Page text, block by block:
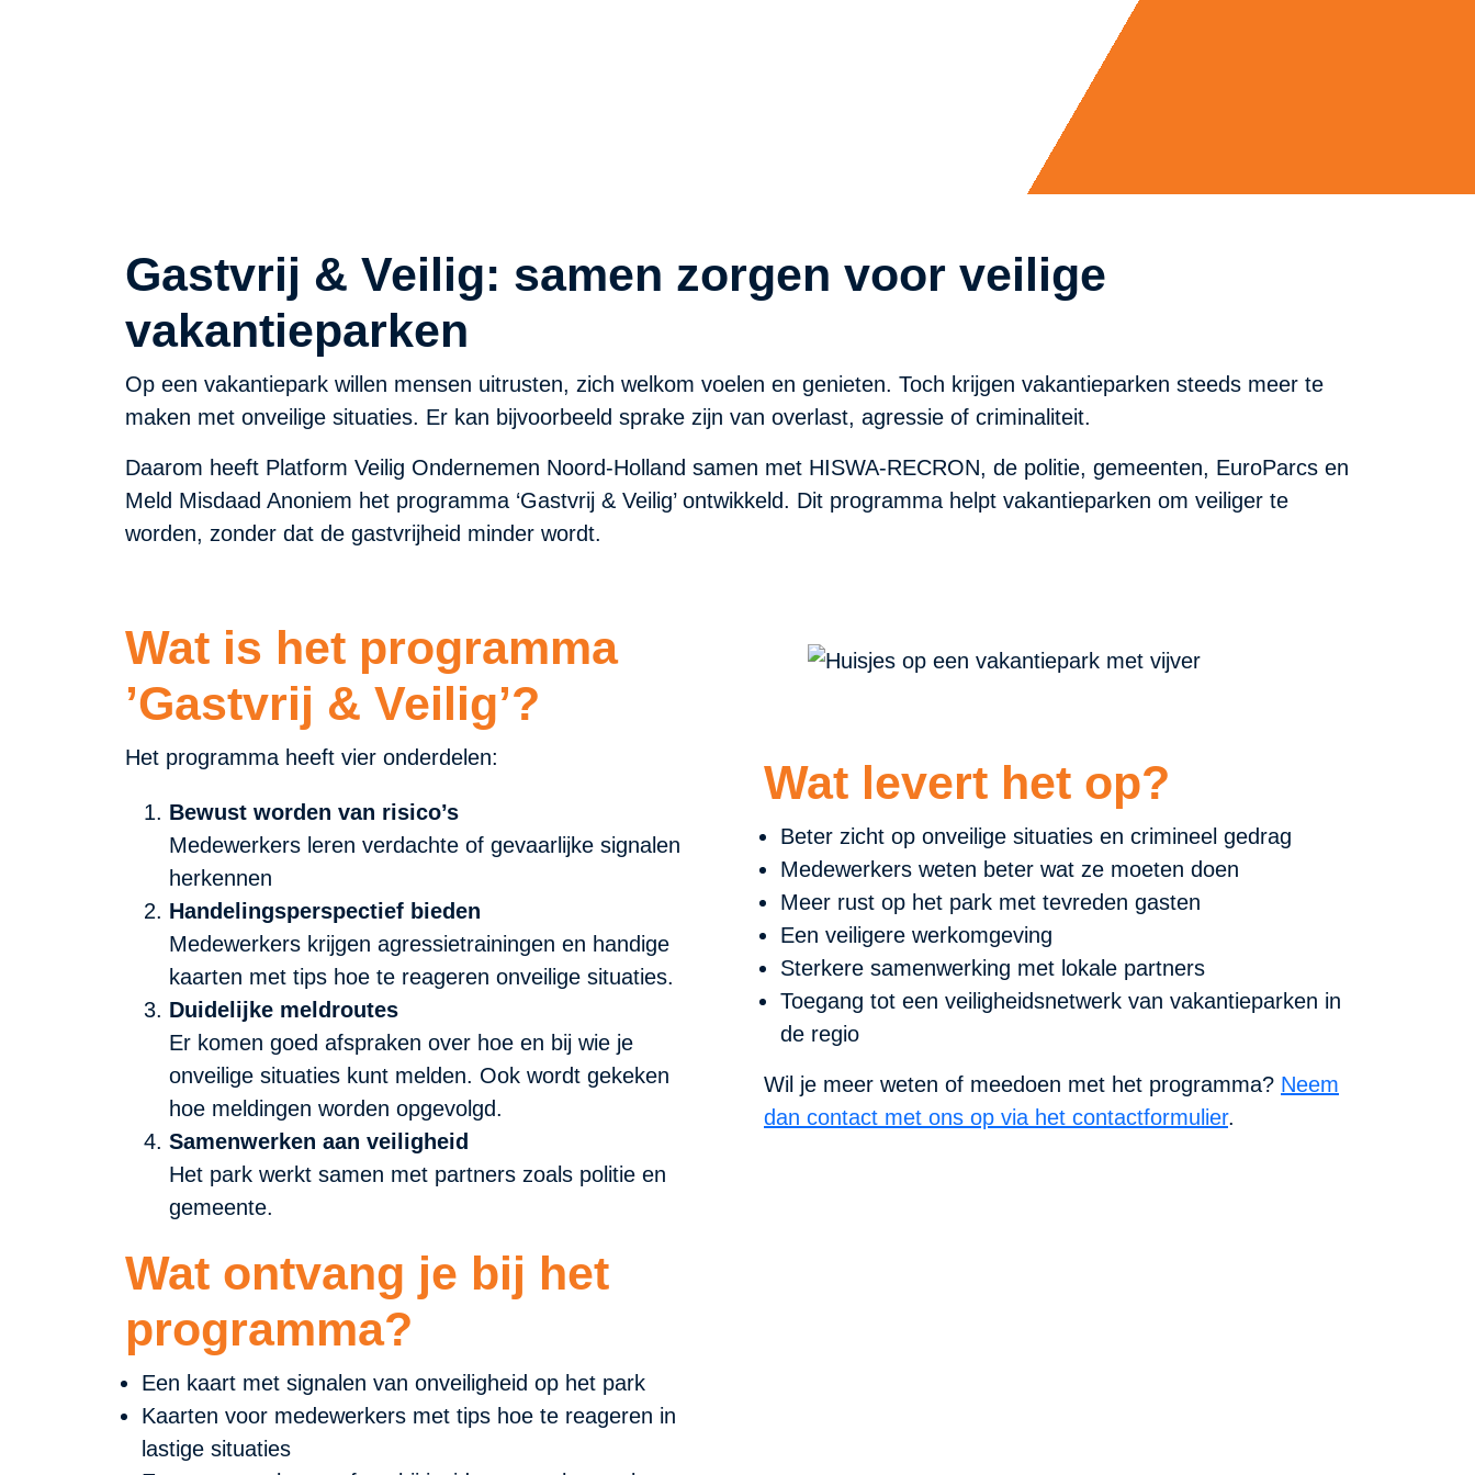
Gastvrij & Veilig: samen zorgen voor veilige
vakantieparken
Op een vakantiepark willen mensen uitrusten, zich welkom voelen en genieten. Toch krijgen vakantieparken steeds meer te
maken met onveilige situaties. Er kan bijvoorbeeld sprake zijn van overlast, agressie of criminaliteit.
Daarom heeft Platform Veilig Ondernemen Noord-Holland samen met HISWA-RECRON, de politie, gemeenten, EuroParcs en
Meld Misdaad Anoniem het programma ‘Gastvrij & Veilig’ ontwikkeld. Dit programma helpt vakantieparken om veiliger te
worden, zonder dat de gastvrijheid minder wordt.
Wat is het programma
’Gastvrij & Veilig’?
Het programma heeft vier onderdelen:
Bewust worden van risico’s
Medewerkers leren verdachte of gevaarlijke signalen
herkennen
Handelingsperspectief bieden
Medewerkers krijgen agressietrainingen en handige
kaarten met tips hoe te reageren onveilige situaties.
Duidelijke meldroutes
Er komen goed afspraken over hoe en bij wie je
onveilige situaties kunt melden. Ook wordt gekeken
hoe meldingen worden opgevolgd.
Samenwerken aan veiligheid
Het park werkt samen met partners zoals politie en
gemeente.
Wat ontvang je bij het
programma?
Een kaart met signalen van onveiligheid op het park
Kaarten voor medewerkers met tips hoe te reageren in
lastige situaties
Wat levert het op?
Beter zicht op onveilige situaties en crimineel gedrag
Medewerkers weten beter wat ze moeten doen
Meer rust op het park met tevreden gasten
Een veiligere werkomgeving
Sterkere samenwerking met lokale partners
Toegang tot een veiligheidsnetwerk van vakantieparken in
de regio
Wil je meer weten of meedoen met het programma? Neem
dan contact met ons op via het contactformulier.